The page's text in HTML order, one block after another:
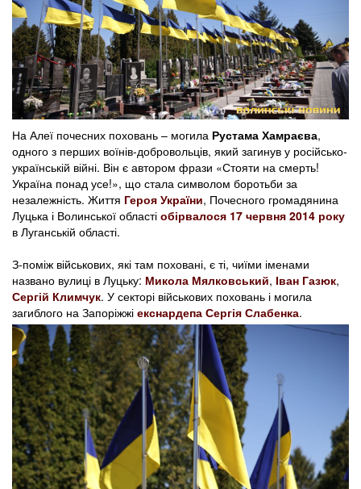
На Алеї почесних поховань – могила Рустама Хамраєва,
одного з перших воїнів-добровольців, який загинув у російсько-
українській війні. Він є автором фрази «Стояти на смерть!
Україна понад усе!», що стала символом боротьби за
незалежність. Життя Героя України, Почесного громадянина
Луцька і Волинської області обірвалося 17 червня 2014 року
в Луганській області.
З-поміж військових, які там поховані, є ті, чиїми іменами
названо вулиці в Луцьку: Микола Мялковський, Іван Газюк,
Сергій Климчук. У секторі військових поховань і могила
загиблого на Запоріжжі екснардепа Сергія Слабенка.